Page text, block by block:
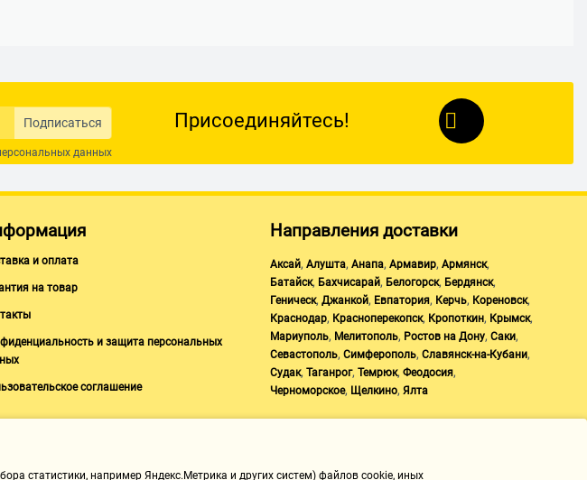
Подписаться
данных
Присоединяйтесь!
и оплата
на товар
и защита персональных
соглашение
Направления доставки
Аксай, Алушта, Анапа, Армавир, Армянск,
Батайск, Бахчисарай, Белогорск, Бердянск,
Геническ, Джанкой, Евпатория, Керчь, Кореновск,
Краснодар, Красноперекопск, Кропоткин, Крымск,
Мариуполь, Мелитополь, Ростов на Дону, Саки,
Севастополь, Симферополь, Славянск-на-Кубани,
Судак, Таганрог, Темрюк, Феодосия,
Черноморское, Щелкино, Ялта
статистики, например Яндекс.Метрика и других систем) файлов cookie, иных